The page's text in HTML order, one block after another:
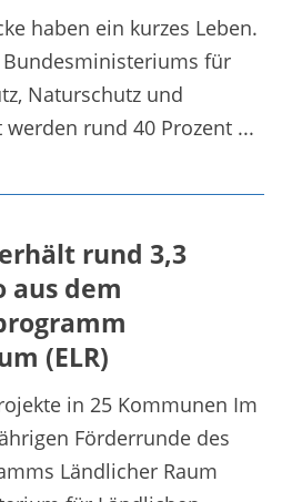
haben ein kurzes Leben.
Bundesministeriums für
Naturschutz und
rund 40 Prozent ...
rund 3,3
aus dem
(ELR)
in 25 Kommunen Im
Förderrunde des
Ländlicher Raum